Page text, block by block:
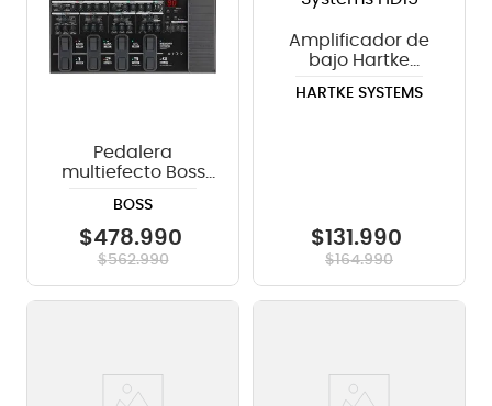
Pedalera
multiefecto Boss
BOSS
$478.990
$562.990
Amplificador de
bajo Hartke
HARTKE SYSTEMS
$131 .990
$164.990